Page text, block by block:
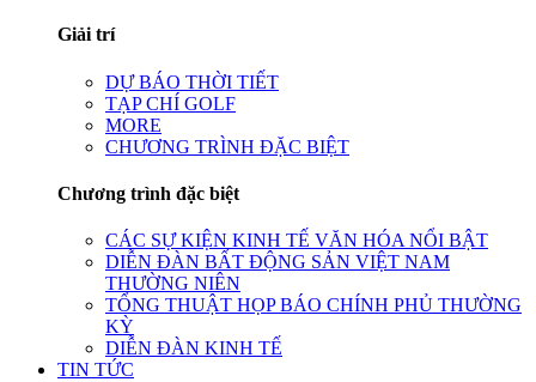
Giải trí
DỰ BÁO THỜI TIẾT
TẠP CHÍ GOLF
MORE
CHƯƠNG TRÌNH ĐẶC BIỆT
Chương trình đặc biệt
CÁC SỰ KIỆN KINH TẾ VĂN HÓA NỔI BẬT
DIỄN ĐÀN BẤT ĐỘNG SẢN VIỆT NAM
THƯỜNG NIÊN
TỔNG THUẬT HỌP BÁO CHÍNH PHỦ THƯỜNG
KỲ
DIỄN ĐÀN KINH TẾ
TIN TỨC